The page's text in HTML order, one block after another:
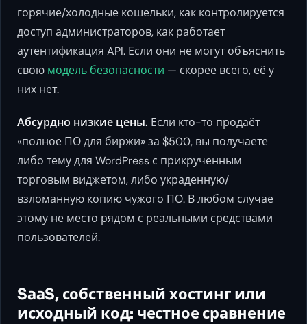
горячие/холодные кошельки, как контролируется
доступ администраторов, как работает
аутентификация API. Если они не могут объяснить
свою модель безопасности — скорее всего, её у
них нет.
Абсурдно низкие цены. Если кто-то продаёт
«полное ПО для биржи» за $500, вы получаете
либо тему для WordPress с прикрученным
торговым виджетом, либо украденную/
взломанную копию чужого ПО. В любом случае
этому не место рядом с реальными средствами
пользователей.
SaaS, собственный хостинг или
исходный код: честное сравнение